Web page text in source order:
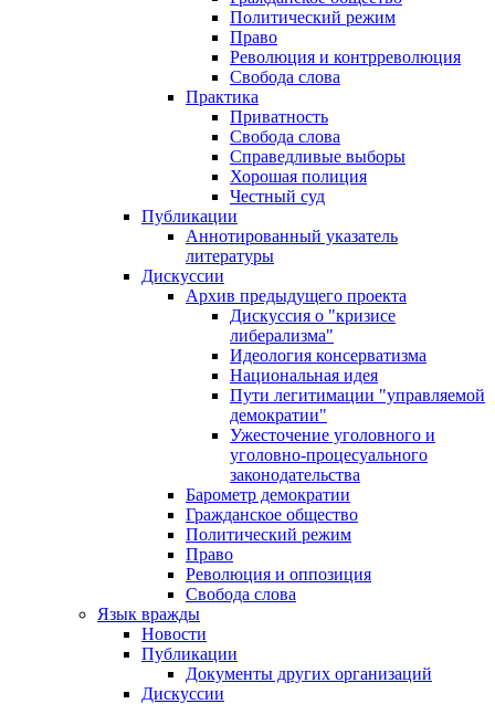
Политический режим
Право
Революция и контрреволюция
Свобода слова
Практика
Приватность
Свобода слова
Справедливые выборы
Хорошая полиция
Честный суд
Публикации
Аннотированный указатель
литературы
Дискуссии
Архив предыдущего проекта
Дискуссия о "кризисе
либерализма"
Идеология консерватизма
Национальная идея
Пути легитимации "управляемой
демократии"
Ужесточение уголовного и
уголовно-процесуального
законодательства
Барометр демократии
Гражданское общество
Политический режим
Право
Революция и оппозиция
Свобода слова
Язык вражды
Новости
Публикации
Документы других организаций
Дискуссии